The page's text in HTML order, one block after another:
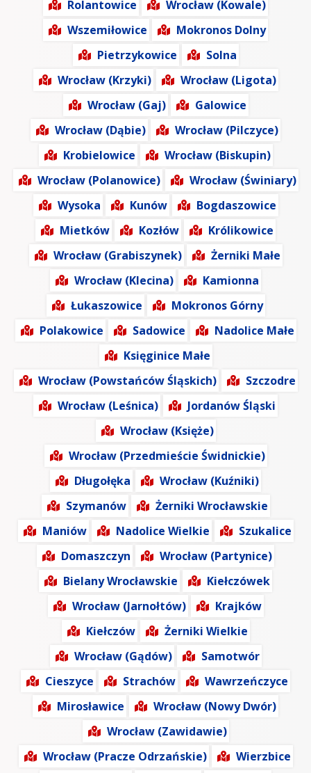
Rolantowice
Wrocław (Kowale)
Wszemiłowice
Mokronos Dolny
Pietrzykowice
Solna
Wrocław (Krzyki)
Wrocław (Ligota)
Wrocław (Gaj)
Galowice
Wrocław (Dąbie)
Wrocław (Pilczyce)
Krobielowice
Wrocław (Biskupin)
Wrocław (Polanowice)
Wrocław (Świniary)
Wysoka
Kunów
Bogdaszowice
Mietków
Kozłów
Królikowice
Wrocław (Grabiszynek)
Żerniki Małe
Wrocław (Klecina)
Kamionna
Łukaszowice
Mokronos Górny
Polakowice
Sadowice
Nadolice Małe
Księginice Małe
Wrocław (Powstańców Śląskich)
Szczodre
Wrocław (Leśnica)
Jordanów Śląski
Wrocław (Księże)
Wrocław (Przedmieście Świdnickie)
Długołęka
Wrocław (Kuźniki)
Szymanów
Żerniki Wrocławskie
Maniów
Nadolice Wielkie
Szukalice
Domaszczyn
Wrocław (Partynice)
Bielany Wrocławskie
Kiełczówek
Wrocław (Jarnołtów)
Krajków
Kiełczów
Żerniki Wielkie
Wrocław (Gądów)
Samotwór
Cieszyce
Strachów
Wawrzeńczyce
Mirosławice
Wrocław (Nowy Dwór)
Wrocław (Zawidawie)
Wrocław (Pracze Odrzańskie)
Wierzbice